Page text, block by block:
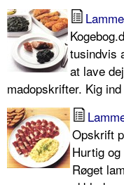
tusindvis
at lave
madopskrifter. Kig
Opskrift
Hurtig
Røget